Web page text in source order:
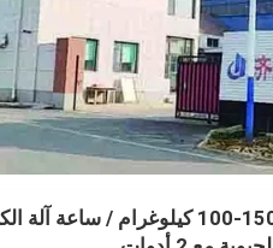
100-150 كيلوغرام / ساعة